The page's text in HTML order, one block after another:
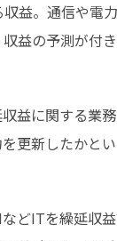
益。通信や電
益の予測が付
益に関する業
更新したかと
どITを繰延収